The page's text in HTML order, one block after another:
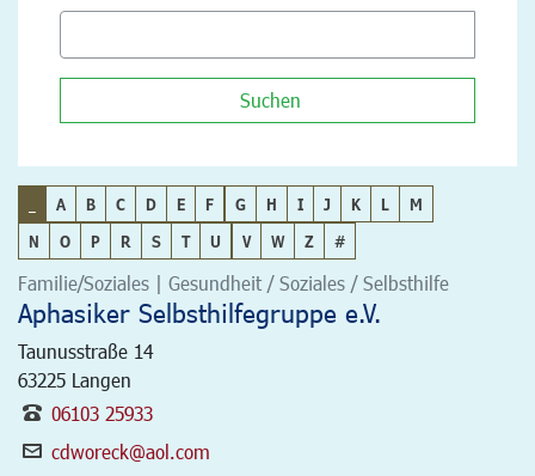
Suchen
A B C D E F G H I J K L
M
N
O P R S T U V W Z #
Familie/Soziales | Gesundheit / Soziales / Selbsthilfe
Aphasiker Selbsthilfegruppe e.V.
Taunusstraße 14
63225 Langen
06103 25933
cdworeck@aol.com